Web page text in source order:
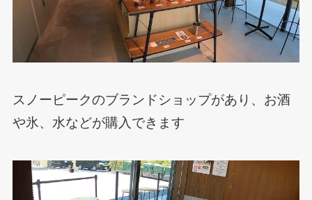
スノーピークのブランドショップがあり、お酒
や氷、水などが購入できます